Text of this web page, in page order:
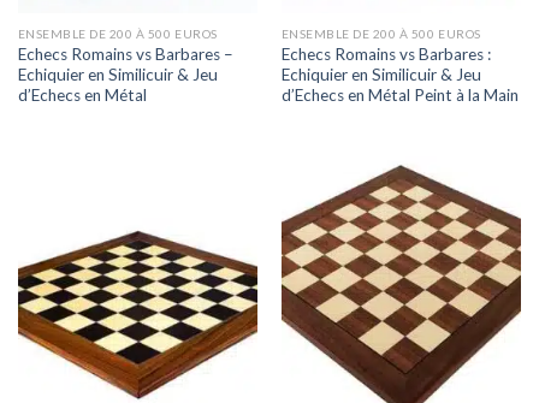
ENSEMBLE DE 200 À 500 EUROS
Echecs Romains vs Barbares –
Echiquier en Similicuir & Jeu
d’Echecs en Métal
ENSEMBLE DE 200 À 500 EUROS
Echecs Romains vs Barbares :
Echiquier en Similicuir & Jeu
d’Echecs en Métal Peint à la Main